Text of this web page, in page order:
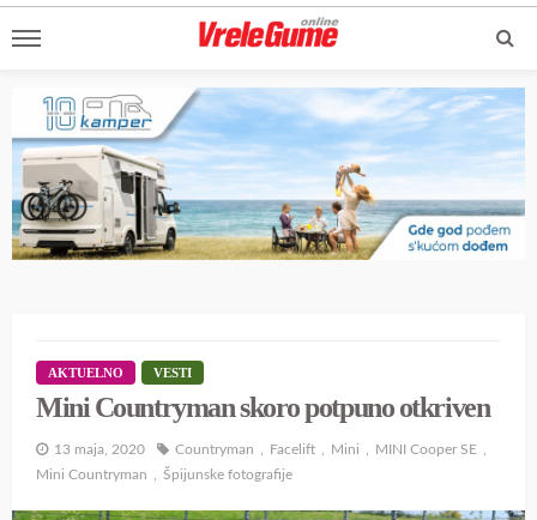
AKTUELNO VESTI
Mini Countryman skoro potpuno otkriven
13 maja, 2020 Countryman Facelift Mini
MINI Cooper SE
Mini Countryman
Špijunske fotografije